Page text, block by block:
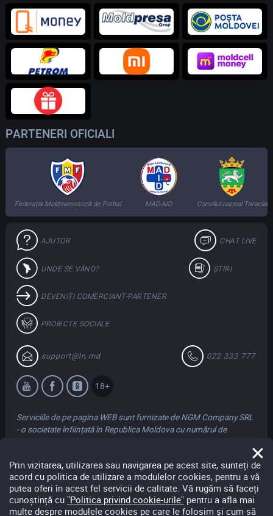
PARTENERI OFICIALI
Federația Moldovenească de Fotbal MAD-AID Consiliul raional Taraclia
AJUTOR CHAT LIVE
DEVENIȚI COMERCIANT-PARTENER
ȘTIRI
UNDE SE VÂND?
PROIECTE SOCIALE
support@ln.md 022 333 777
18+
Serviciile de pe pagina WEB sunt furnizate de NGM Company SRL
- o societate înființată în Republica Moldova cu numărul de
acționează în numele Loteriei Naționale a Moldovei în temeiul
Contractului de Parteneriat Public Privat nr. 1/09 din 23 aprilie
2018.
Prin vizitarea, utilizarea sau navigarea pe acest site, sunteți de
acord cu politica de utilizare a modulelor cookies, pentru a vă
putea oferi în acest fel servicii de calitate. Vă rugăm să faceți
cunoștință cu "Politica privind cookie-urile" pentru a afla mai
multe despre modulele cookies pe care le folosim și cum să